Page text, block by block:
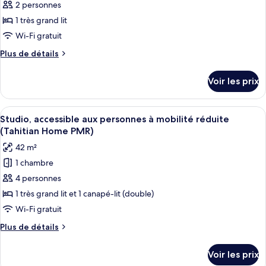
pour
ce
type
chambre :
Home)
2 personnes
1 très grand lit
Wi-Fi gratuit
Plus de détails
Plus
le
type
de
chambre
Studio
(Tahitian
Home)
Voir les prix
Afficher
toutes
les
photos
pour
ce
type
de
chambre :
Studio,
aux
Une chambre d’hôtel moderne
6
Studio, accessible aux personnes à mobilité réduite
(Tahitian Home PMR)
42 m²
1 chambre
4 personnes
1 très grand lit et 1 canapé-lit (double)
Wi-Fi gratuit
Plus de détails
Plus
Voir les prix